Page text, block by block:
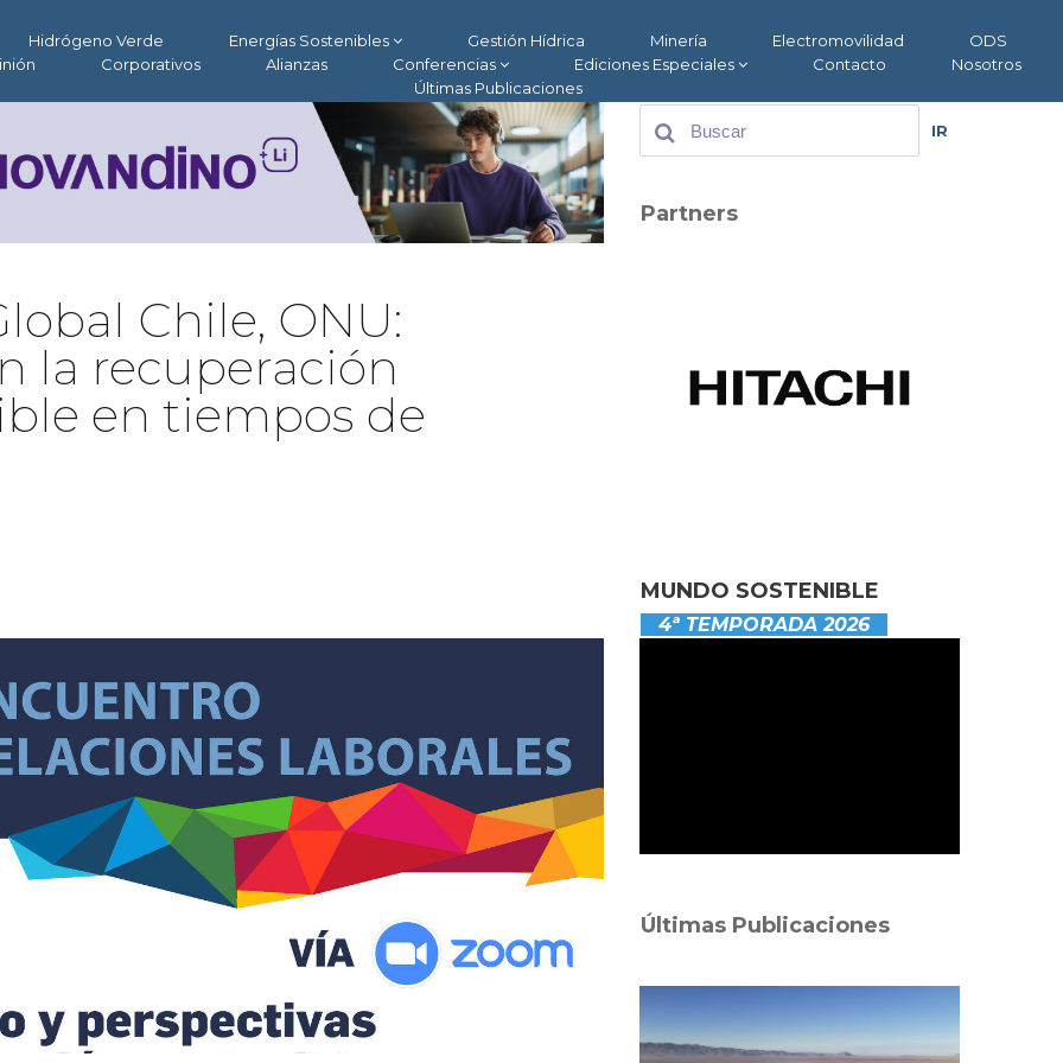
Hidrógeno Verde Energías Sostenibles Gestión Hídrica Minería Electromovilidad
ODS
Corporativos Alianzas Conferencias Ediciones Especiales Contacto
Nosotros
Últimas Publicaciones
Chile, ONU:
la recuperación
en tiempos de
IR
Partners
MUNDO SOSTENIBLE
4ª TEMPORADA 2026
Últimas Publicaciones